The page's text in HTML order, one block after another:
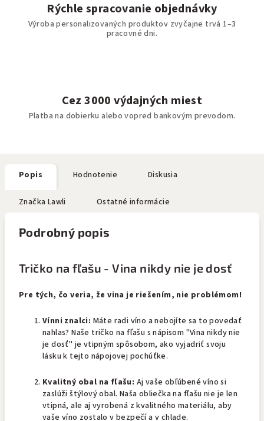
Rýchle spracovanie objednávky
Výroba personalizovaných produktov zvyčajne trvá 1–3
pracovné dni.
Cez 3000 výdajných miest
Platba na dobierku alebo vopred bankovým prevodom.
Popis Hodnotenie Diskusia
Značka Lawli Ostatné informácie
Podrobný popis
Tričko na fľašu - Vina nikdy nie je dosť
Pre tých, čo veria, že vina je riešením, nie problémom!
Vínni znalci: Máte radi víno a nebojíte sa to povedať
nahlas? Naše tričko na fľašu s nápisom "Vina nikdy nie
je dosť" je vtipným spôsobom, ako vyjadriť svoju
lásku k tejto nápojovej pochúťke.
Kvalitný obal na fľašu: Aj vaše obľúbené víno si
zaslúži štýlový obal. Naša obliečka na fľašu nie je len
vtipná, ale aj vyrobená z kvalitného materiálu, aby
vaše víno zostalo v bezpečí a v chlade.